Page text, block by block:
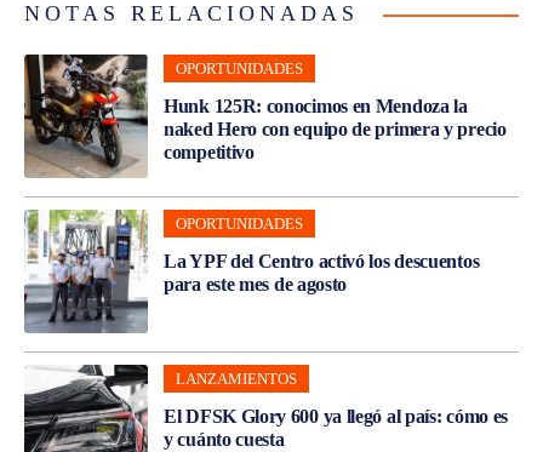
NOTAS RELACIONADAS
OPORTUNIDADES
Hunk 125R: conocimos en Mendoza la
naked Hero con equipo de primera y precio
competitivo
OPORTUNIDADES
La YPF del Centro activó los descuentos
para este mes de agosto
LANZAMIENTOS
El DFSK Glory 600 ya llegó al país: cómo es
y cuánto cuesta